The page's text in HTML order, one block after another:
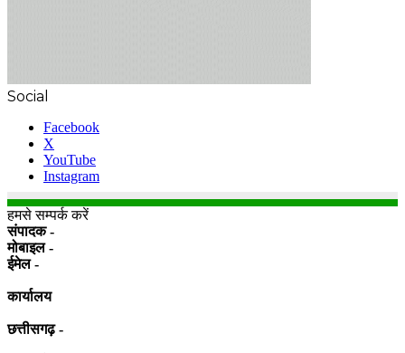
Social
Facebook
X
YouTube
Instagram
हमसे सम्पर्क करें
संपादक -
मोबाइल -
ईमेल -
कार्यालय
छत्तीसगढ़ -